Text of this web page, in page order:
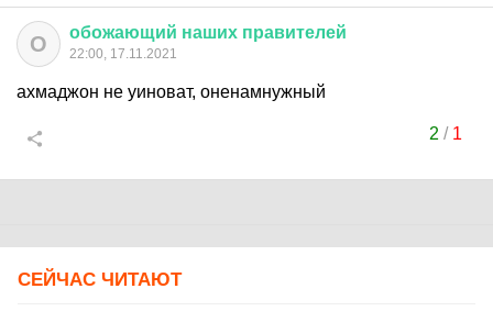
О обожающий наших правителей
22:00, 17.11.2021
ахмаджон не уиноват, оненамнужный
2 / 1
СЕЙЧАС ЧИТАЮТ